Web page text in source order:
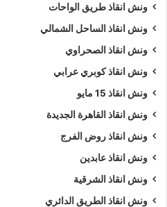
ونش انقاذ طريق الواحات
ونش انقاذ الساحل الشمالي
ونش انقاذ الصحراوي
ونش انقاذ كوبري عرابي
ونش انقاذ 15 مايو
ونش انقاذ القاهرة الجديدة
ونش انقاذ روض الفرج
ونش انقاذ عابدين
ونش انقاذ الشرقية
ونش انقاذ الطريق الدائري